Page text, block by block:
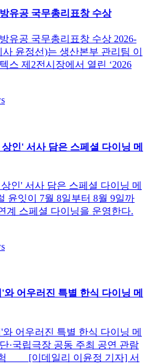
유공 국무총리표창 수상
유공 국무총리표창 수상 2026-
정선)는 생산본부 관리팀 이
스 제2전시장에서 열린 ‘2026
인' 서사 담은 스페셜 다이닝 메
인' 서사 담은 스페셜 다이닝 메
잇이 7월 8일부터 8월 9일까
계 스페셜 다이닝을 운영한다.
어우러진 특별 한식 다이닝 메
어우러진 특별 한식 다이닝 메
·국립극장 공동 주최 공연 관람
험 [이데일리 이윤정 기자] 서